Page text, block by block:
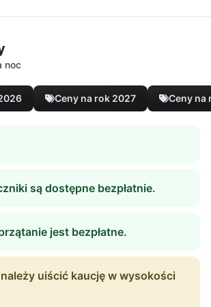
noc
Ceny na rok 2027 Ceny na
są dostępne bezpłatnie.
jest bezpłatne.
uiścić kaucję w wysokości